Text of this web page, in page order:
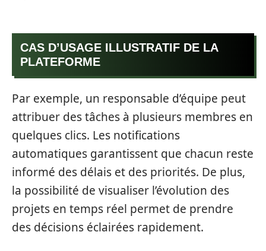
CAS D’USAGE ILLUSTRATIF DE LA
PLATEFORME
Par exemple, un responsable d’équipe peut
attribuer des tâches à plusieurs membres en
quelques clics. Les notifications
automatiques garantissent que chacun reste
informé des délais et des priorités. De plus,
la possibilité de visualiser l’évolution des
projets en temps réel permet de prendre
des décisions éclairées rapidement.